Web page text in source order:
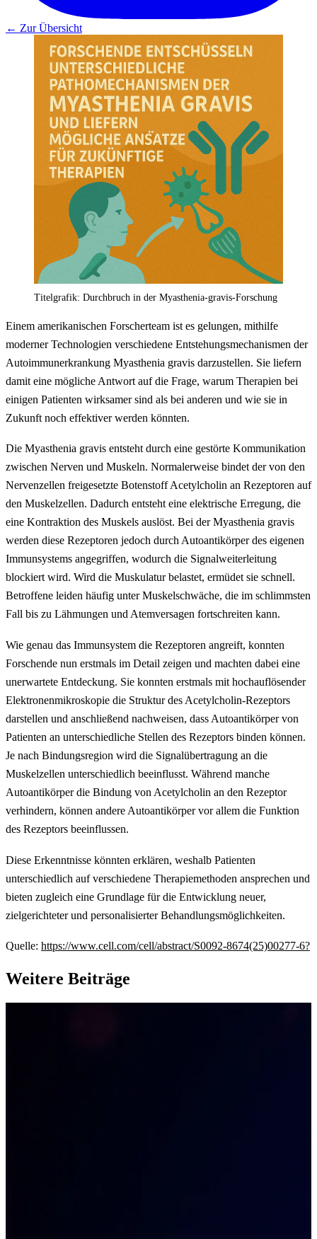
← Zur Übersicht
Titelgrafik: Durchbruch in der Myasthenia-gravis-Forschung
Einem amerikanischen Forscherteam ist es gelungen, mithilfe
moderner Technologien verschiedene Entstehungsmechanismen der
Autoimmunerkrankung Myasthenia gravis darzustellen. Sie liefern
damit eine mögliche Antwort auf die Frage, warum Therapien bei
einigen Patienten wirksamer sind als bei anderen und wie sie in
Zukunft noch effektiver werden könnten.
Die Myasthenia gravis entsteht durch eine gestörte Kommunikation
zwischen Nerven und Muskeln. Normalerweise bindet der von den
Nervenzellen freigesetzte Botenstoff Acetylcholin an Rezeptoren auf
den Muskelzellen. Dadurch entsteht eine elektrische Erregung, die
eine Kontraktion des Muskels auslöst. Bei der Myasthenia gravis
werden diese Rezeptoren jedoch durch Autoantikörper des eigenen
Immunsystems angegriffen, wodurch die Signalweiterleitung
blockiert wird. Wird die Muskulatur belastet, ermüdet sie schnell.
Betroffene leiden häufig unter Muskelschwäche, die im schlimmsten
Fall bis zu Lähmungen und Atemversagen fortschreiten kann.
Wie genau das Immunsystem die Rezeptoren angreift, konnten
Forschende nun erstmals im Detail zeigen und machten dabei eine
unerwartete Entdeckung. Sie konnten erstmals mit hochauflösender
Elektronenmikroskopie die Struktur des Acetylcholin-Rezeptors
darstellen und anschließend nachweisen, dass Autoantikörper von
Patienten an unterschiedliche Stellen des Rezeptors binden können.
Je nach Bindungsregion wird die Signalübertragung an die
Muskelzellen unterschiedlich beeinflusst. Während manche
Autoantikörper die Bindung von Acetylcholin an den Rezeptor
verhindern, können andere Autoantikörper vor allem die Funktion
des Rezeptors beeinflussen.
Diese Erkenntnisse könnten erklären, weshalb Patienten
unterschiedlich auf verschiedene Therapiemethoden ansprechen und
bieten zugleich eine Grundlage für die Entwicklung neuer,
zielgerichteter und personalisierter Behandlungsmöglichkeiten.
Quelle: https://www.cell.com/cell/abstract/S0092-8674(25)00277-6?
Weitere Beiträge